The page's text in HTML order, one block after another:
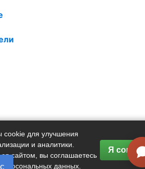
для улучшения
и аналитики.
сайтом, вы соглашаетесь
персональных данных
Я